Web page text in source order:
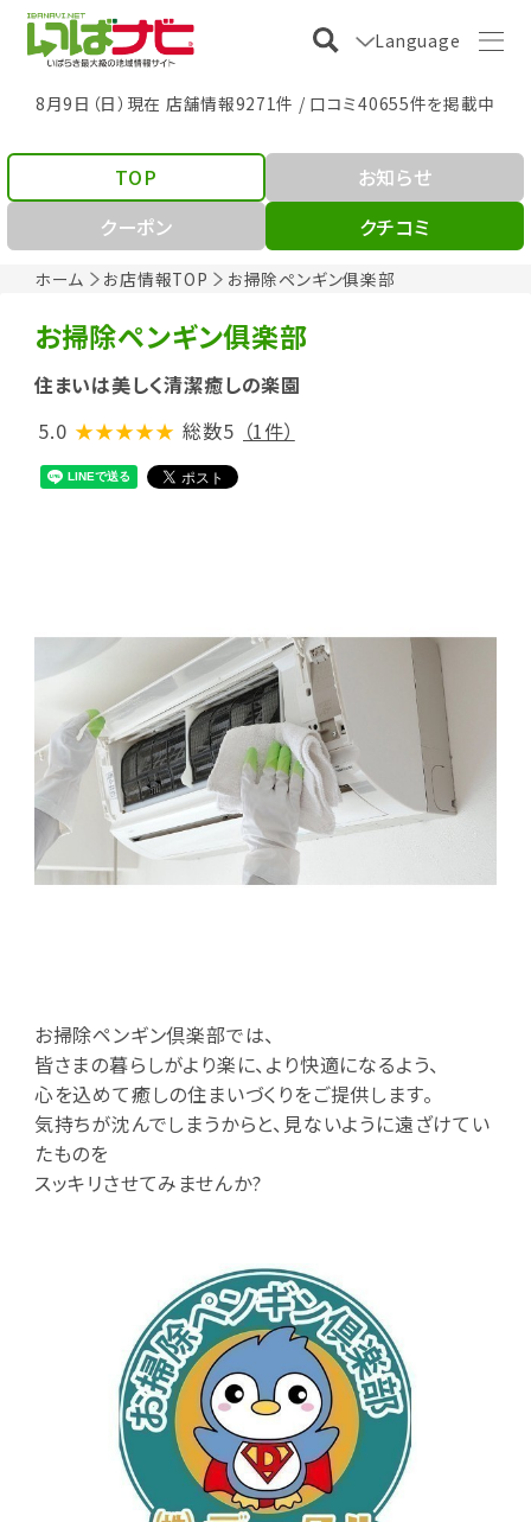
Language
8月9日（日）現在 店舗情報9271件 / 口コミ40655件を掲載中
ホーム お店情報TOP お掃除ペンギン俱楽部
TOP
お知らせ
クーポン
クチコミ
お掃除ペンギン俱楽部
住まいは美しく清潔癒しの楽園
5.0 ★★★★★ 総数5 （1件）
お掃除ペンギン倶楽部では、
皆さまの暮らしがより楽に、より快適になるよう、
心を込めて癒しの住まいづくりをご提供します。
気持ちが沈んでしまうからと、見ないように遠ざけてい
たものを
スッキリさせてみませんか?